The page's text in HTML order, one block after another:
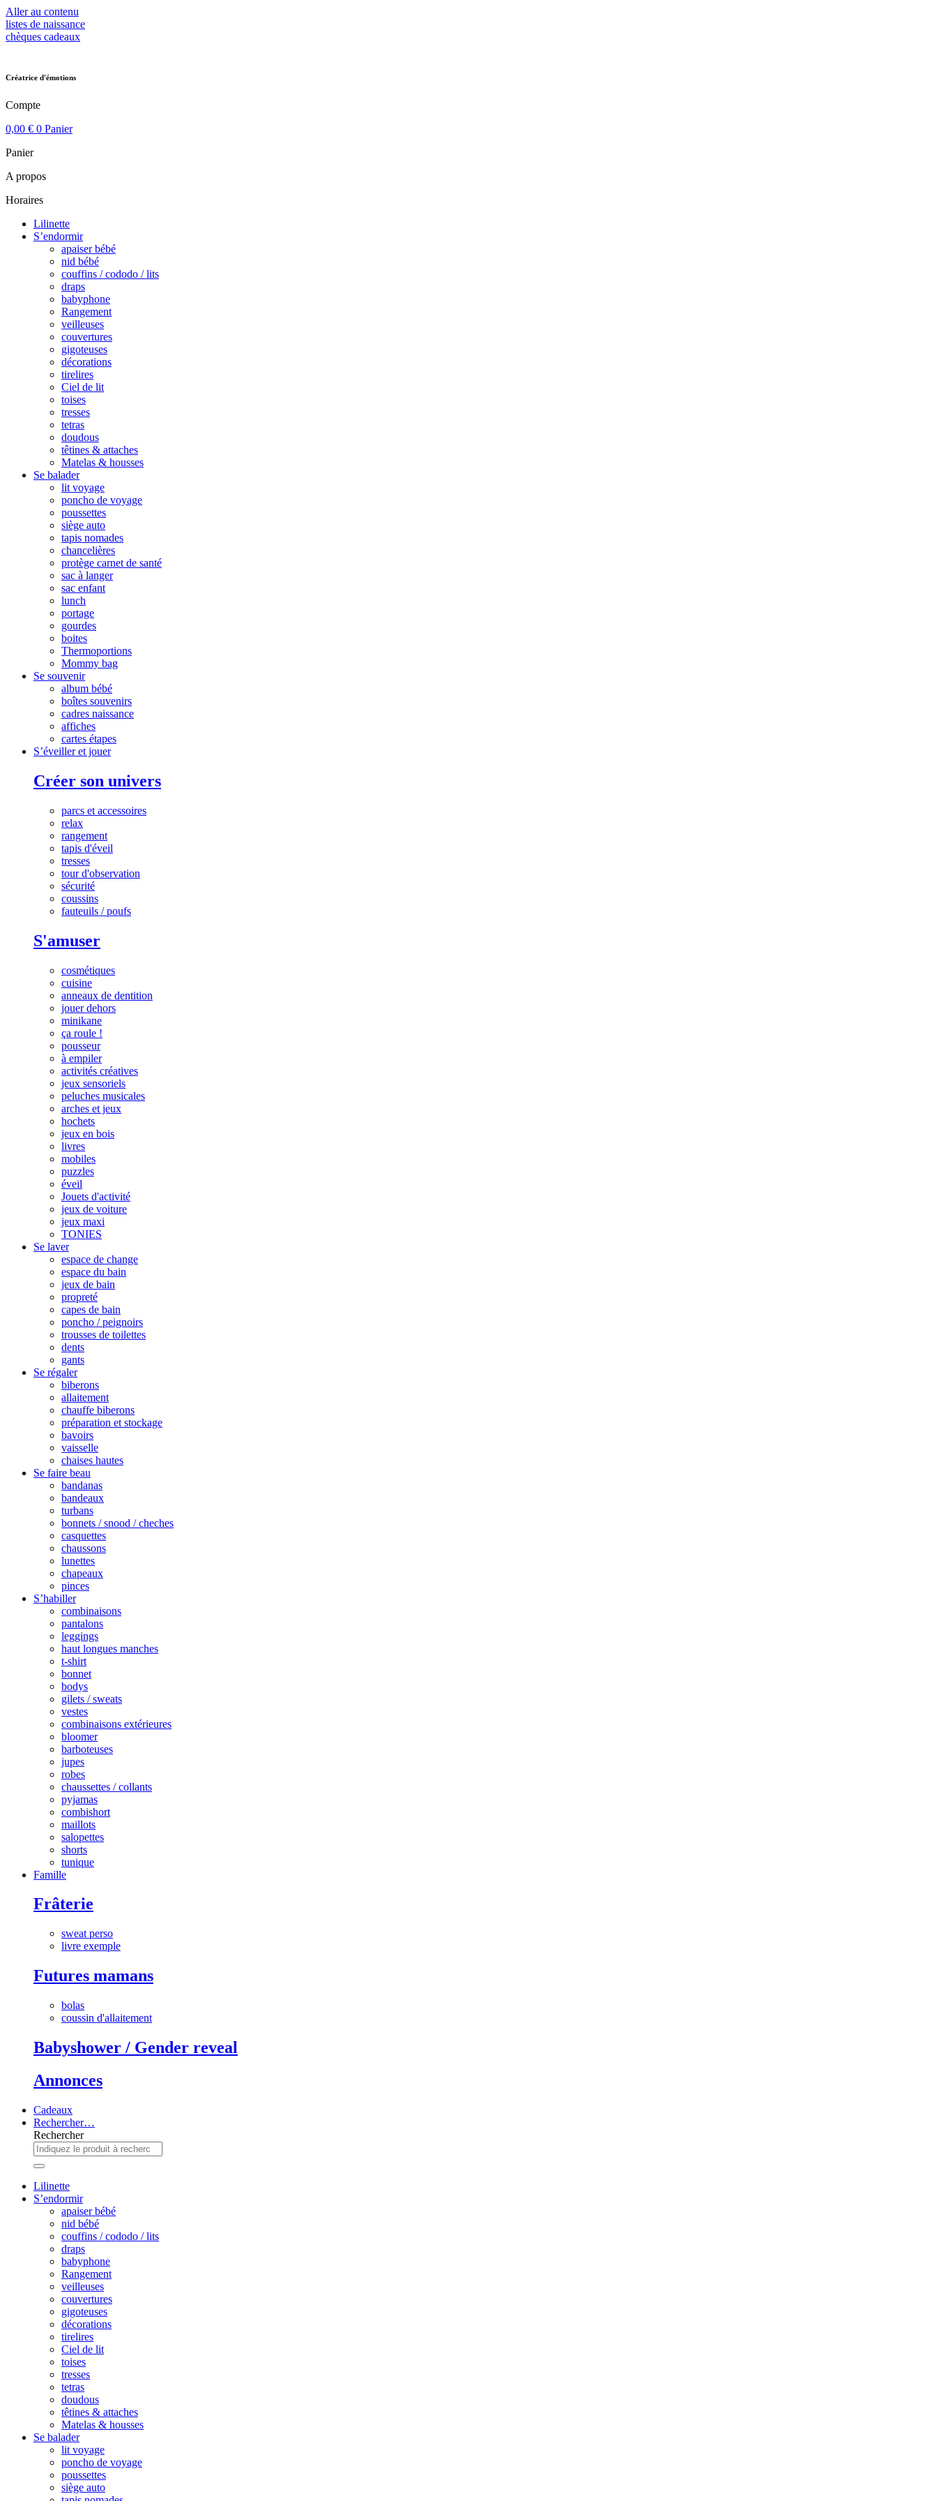
Aller au contenu
listes de naissance
chèques cadeaux
Créatrice d'émotions
Compte
0,00 € 0 Panier
Panier
A propos
Horaires
Lilinette
S’endormir
apaiser bébé
nid bébé
couffins / cododo / lits
draps
babyphone
Rangement
veilleuses
couvertures
gigoteuses
décorations
tirelires
Ciel de lit
toises
tresses
tetras
doudous
têtines & attaches
Matelas & housses
Se balader
lit voyage
poncho de voyage
poussettes
siège auto
tapis nomades
chancelières
protège carnet de santé
sac à langer
sac enfant
lunch
portage
gourdes
boites
Thermoportions
Mommy bag
Se souvenir
album bébé
boîtes souvenirs
cadres naissance
affiches
cartes étapes
S’éveiller et jouer
Créer son univers
parcs et accessoires
relax
rangement
tapis d'éveil
tresses
tour d'observation
sécurité
coussins
fauteuils / poufs
S'amuser
cosmétiques
cuisine
anneaux de dentition
jouer dehors
minikane
ça roule !
pousseur
à empiler
activités créatives
jeux sensoriels
peluches musicales
arches et jeux
hochets
jeux en bois
livres
mobiles
puzzles
éveil
Jouets d'activité
jeux de voiture
jeux maxi
TONIES
Se laver
espace de change
espace du bain
jeux de bain
propreté
capes de bain
poncho / peignoirs
trousses de toilettes
dents
gants
Se régaler
biberons
allaitement
chauffe biberons
préparation et stockage
bavoirs
vaisselle
chaises hautes
Se faire beau
bandanas
bandeaux
turbans
bonnets / snood / cheches
casquettes
chaussons
lunettes
chapeaux
pinces
S’habiller
combinaisons
pantalons
leggings
haut longues manches
t-shirt
bonnet
bodys
gilets / sweats
vestes
combinaisons extérieures
bloomer
barboteuses
jupes
robes
chaussettes / collants
pyjamas
combishort
maillots
salopettes
shorts
tunique
Famille
Frâterie
sweat perso
livre exemple
Futures mamans
bolas
coussin d'allaitement
Babyshower / Gender reveal
Annonces
Cadeaux
Rechercher…
Rechercher
Lilinette
S’endormir
apaiser bébé
nid bébé
couffins / cododo / lits
draps
babyphone
Rangement
veilleuses
couvertures
gigoteuses
décorations
tirelires
Ciel de lit
toises
tresses
tetras
doudous
têtines & attaches
Matelas & housses
Se balader
lit voyage
poncho de voyage
poussettes
siège auto